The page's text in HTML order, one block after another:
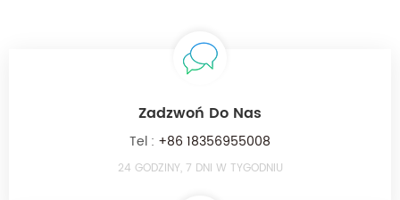
Zadzwoń Do Nas
Tel : +86 18356955008
24 GODZINY, 7 DNI W TYGODNIU